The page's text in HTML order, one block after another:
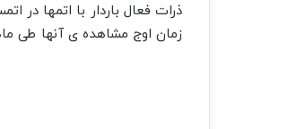
ذرات فعال باردار با اتم­ها در
زمان اوج مشاهده ی آنها طی